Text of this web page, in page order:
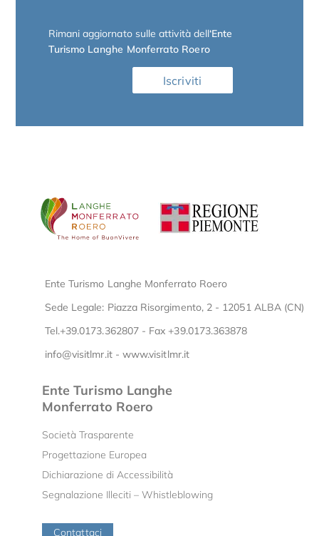
Rimani aggiornato sulle attività dell‘Ente
Turismo Langhe Monferrato Roero
Iscriviti
Ente Turismo Langhe Monferrato Roero
Sede Legale: Piazza Risorgimento, 2 - 12051 ALBA (CN)
Tel.+39.0173.362807 - Fax +39.0173.363878
info@visitlmr.it- www.visitlmr.it
Ente Turismo Langhe
Monferrato Roero
Società Trasparente
Progettazione Europea
Dichiarazione di Accessibilità
Segnalazione Illeciti – Whistleblowing
Contattaci